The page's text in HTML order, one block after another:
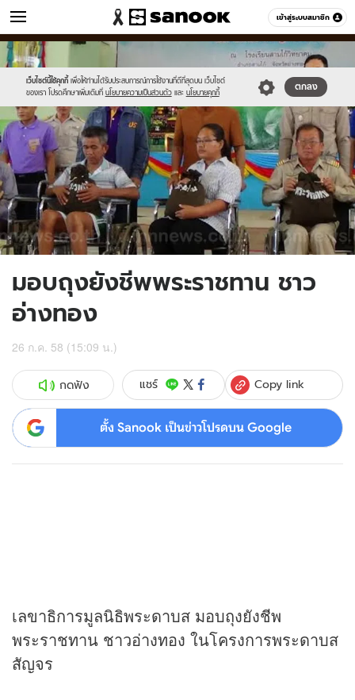
เข้าสู่ระบบสมาชิก
ข่าว หมวดอื่นๆ
เว็บไซต์นี้ใช้คุกกี้ เพื่อให้ท่านได้รับประสบการณ์การใช้งานที่ดีที่สุดบน เว็บไซต์
ของเรา โปรดศึกษาเพิ่มเติมที่ นโยบายความเป็นส่วนตัว และ นโยบายคุกกี้
ตกลง
Sanook
//s.isanook.com/sr/0/images/logo-
new-
sanook.png
600
60
//s.isanook.com/ns/0/ud/367/1836762/634667-
01.jpg
มอบถุงยังชีพพระราชทาน ชาว
อ่างทอง
26 ก.ค. 58 (15:09 น.)
กดฟัง แชร์ Copy link
ตั้ง Sanook เป็นข่าวโปรดบน Google
เลขาธิการมูลนิธิพระดาบส มอบถุงยังชีพ
พระราชทาน ชาวอ่างทอง ในโครงการพระดาบส
สัญจร